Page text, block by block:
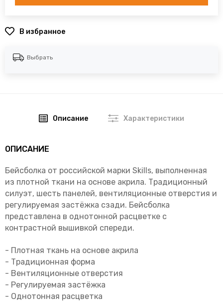
В избранное
Выбрать
Описание Характеристики
ОПИСАНИЕ
Бейсболка от российской марки Skills, выполненная
из плотной ткани на основе акрила. Традиционный
силуэт, шесть панелей, вентиляционные отверстия и
регулируемая застёжка сзади. Бейсболка
представлена в однотонной расцветке с
контрастной вышивкой спереди.
- Плотная ткань на основе акрила
- Традиционная форма
- Вентиляционные отверстия
- Регулируемая застёжка
- Однотонная расцветка